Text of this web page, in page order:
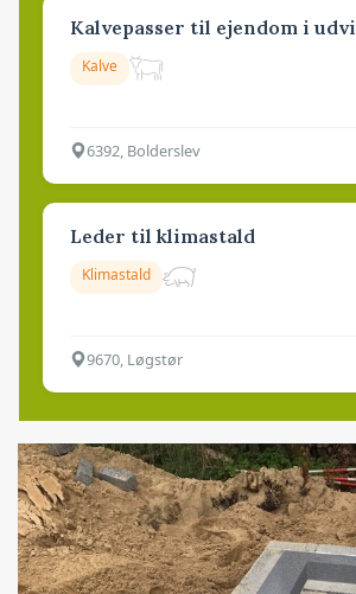
Kalvepasser til ejendom i
Kalve
6392, Bolderslev
Leder til klimastald
Klimastald
9670, Løgstør